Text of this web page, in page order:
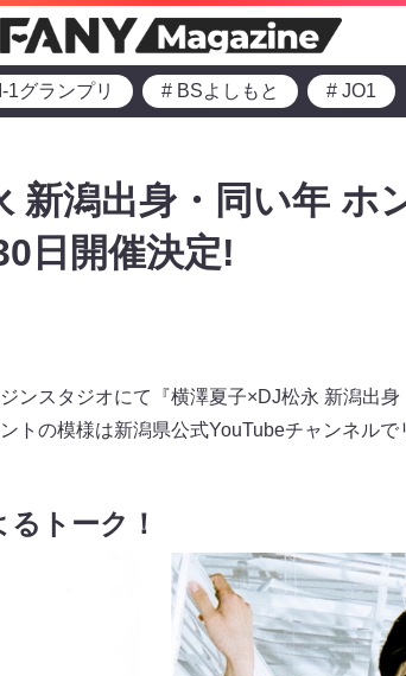
1グランプリ # BSよしもと # JO1
新潟出身・同い年 ホ
日開催決定!
ンスタジオにて『横澤夏子×DJ松永 新潟出身
トの模様は新潟県公式YouTubeチャンネルで
トーク！